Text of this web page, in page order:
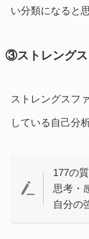
い分類になると
③ストレング
ストレングスフ
している自己分
177の
思考・
自分の